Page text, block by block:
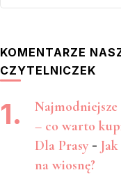
KOMENTARZE
CZYTELNICZEK
– co warto
Dla Prasy-
na wiosnę?